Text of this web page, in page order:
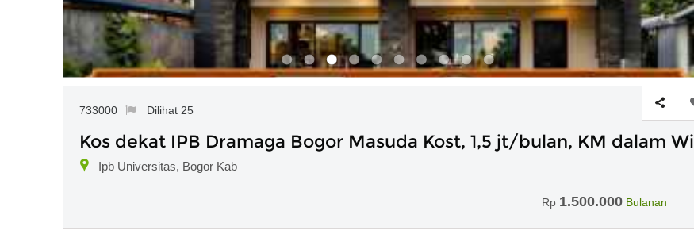
733000 Dilihat 25
Kos dekat IPB Dramaga Bogor Masuda Kost, 1,5 jt/bulan, KM dalam Wi
Ipb Universitas, Bogor Kab
Rp 1.500.000 Bulanan